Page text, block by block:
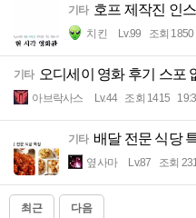
기타 호프 제작진 인
치킨 Lv.99 조회 1850
기타 오디세이 영화 후기 스포
아브락사스 Lv.44 조회 1415
기타 배달 전문 식당
옆사마 Lv.87 조회
최근 다음